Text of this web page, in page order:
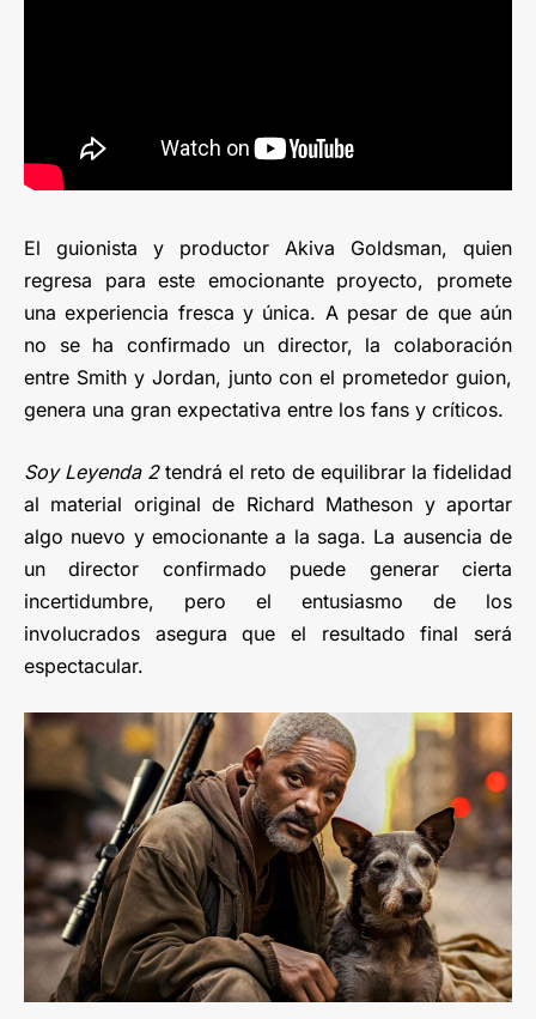
El guionista y productor Akiva Goldsman, quien
regresa para este emocionante proyecto, promete
una experiencia fresca y única. A pesar de que aún
no se ha confirmado un director, la colaboración
entre Smith y Jordan, junto con el prometedor guion,
genera una gran expectativa entre los fans y críticos.
Soy Leyenda 2tendrá el reto de equilibrar la fidelidad
al material original de Richard Matheson y aportar
algo nuevo y emocionante a la saga. La ausencia de
un director confirmado puede generar cierta
incertidumbre, pero el entusiasmo de los
involucrados asegura que el resultado final será
espectacular.